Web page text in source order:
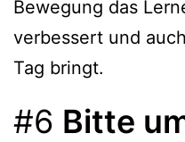
Bewegung das
verbessert und
Tag bringt.
#6 Bitte